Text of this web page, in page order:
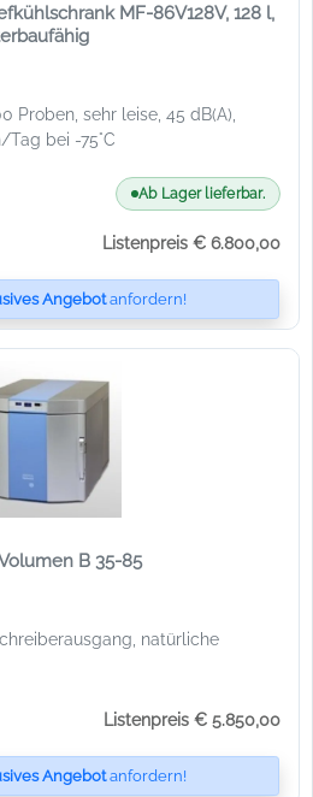
MF-86V128V, 128 l,
Proben, sehr leise, 45 dB(A),
bei -75°C
Ab Lager lieferbar.
Listenpreis € 6.800,00
Angebotanfordern!
B 35-85
natürliche
Listenpreis € 5.850,00
Angebotanfordern!